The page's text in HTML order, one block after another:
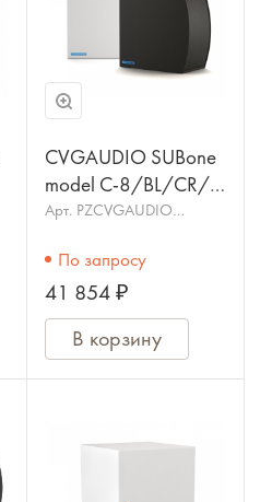
CVGAUDIO SUBone
model C-8/BL/CR/T
Трансляционный
8", 100W/100V
Арт. PZCVGAUDIO
8BL/CR/T
По запросу
41 854 ₽
В корзину